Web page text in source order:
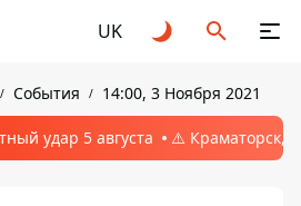
UK
События 14:00, 3 Ноября 2021
удар 5 августа ⚠️ Краматорск,